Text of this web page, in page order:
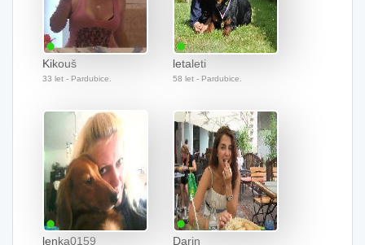
Kikouš
33 let - Pardubice.
letaleti
58 let - Pardubice.
lenka0159 Darin